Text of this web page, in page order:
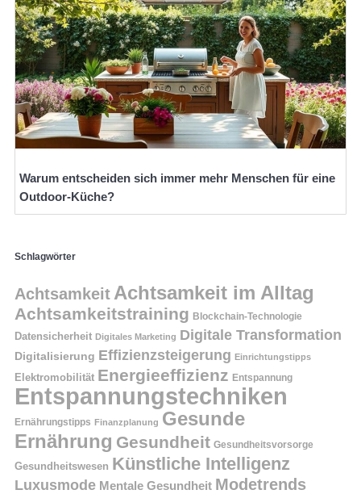
Warum entscheiden sich immer mehr Menschen für eine
Outdoor-Küche?
Schlagwörter
Achtsamkeit Achtsamkeit im Alltag
Achtsamkeitstraining Blockchain-Technologie
Datensicherheit Digitales Marketing Digitale Transformation
Digitalisierung Effizienzsteigerung Einrichtungstipps
Elektromobilität Energieeffizienz Entspannung
Entspannungstechniken
Ernährungstipps Finanzplanung Gesunde
Ernährung Gesundheit Gesundheitsvorsorge
Gesundheitswesen Künstliche Intelligenz
Luxusmode Mentale Gesundheit Modetrends